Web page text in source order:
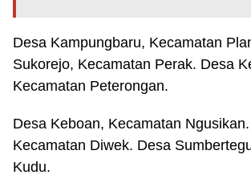
Desa Kampungbaru, Kecamatan
Sukorejo, Kecamatan Perak. Desa
Kecamatan Peterongan.
Desa Keboan, Kecamatan
Kecamatan Diwek. Desa
Kudu.